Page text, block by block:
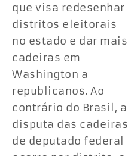
que visa redesenhar
distritos eleitorais
no estado e dar mais
cadeiras em
Washington a
republicanos. Ao
contrário do Brasil, a
disputa das cadeiras
de deputado federal